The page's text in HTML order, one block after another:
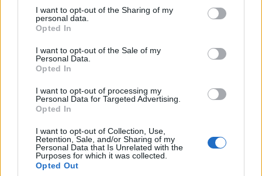
I want to opt-out of the Sharing of my
personal data.
Opted In
I want to opt-out of the Sale of my
Personal Data.
Opted In
I want to opt-out of processing my
Personal Data for Targeted Advertising.
Opted In
I want to opt-out of Collection, Use,
Retention, Sale, and/or Sharing of my
Personal Data that Is Unrelated with the
Purposes for which it was collected.
Opted Out
08/08/2026 - 10:54 ΤΕΧΝΟΛΟΓΙΑ
ΔΗΜΟΦΙΛΗ
ΥΠΑΑΤ: Επιπλέον 12,5 εκατ. ευρώ στις Περιφέρειες
για την ενίσχυση της βιοασφάλειας
07/08/2026 - 17:02